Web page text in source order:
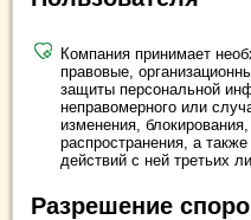
Компания принимает
правовые,
защиты персональной
неправомерного или
изменения,
распространения, а
действий с ней третьих
Разрешение